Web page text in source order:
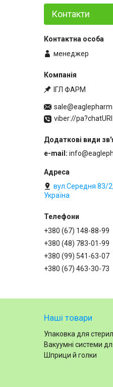
Контакти
менеджер
ІГЛ ФАРМ
viber://
e-mail
вул.Середня 83/
Україна
+380 (67) 148-88-99
+380 (48) 783-01-99
+380 (99) 541-63-07
+380 (67) 463-30-73
Наші товари
Упаковка для
Вакуумні системи
Шприци й голки